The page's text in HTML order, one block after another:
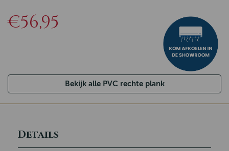
€56,95
Bekijk alle PVC rechte plank
Details